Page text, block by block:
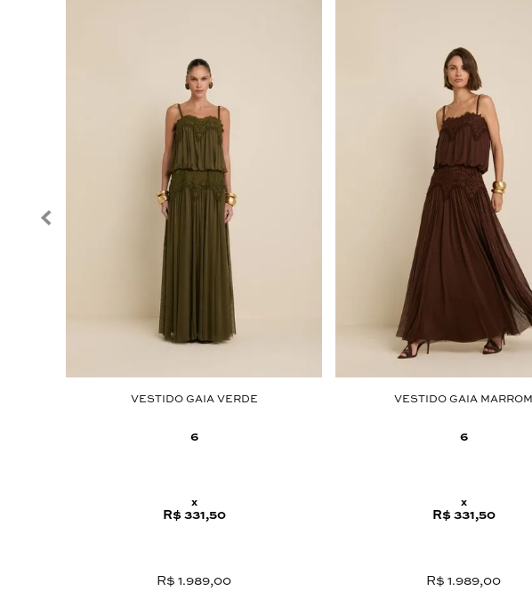
VESTIDO GAIA VERDE
6
x
R$ 331,50
R$ 1.989,00
VESTIDO GAIA MARROM
6
x
R$ 331,50
R$ 1.989,00